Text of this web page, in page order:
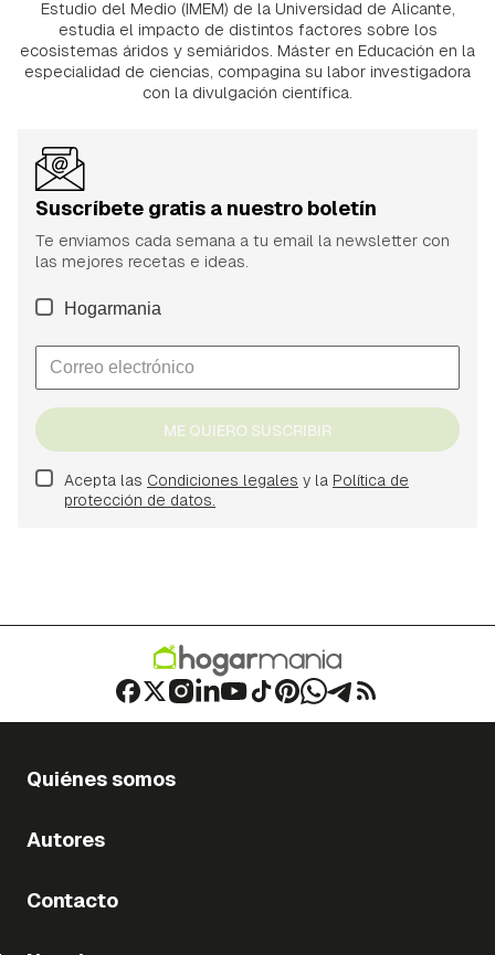
Estudio del Medio (IMEM) de la Universidad de Alicante,
estudia el impacto de distintos factores sobre los
ecosistemas áridos y semiáridos. Máster en Educación en la
especialidad de ciencias, compagina su labor investigadora
con la divulgación científica.
Suscríbete gratis a nuestro boletín
Te enviamos cada semana a tu email la newsletter con
las mejores recetas e ideas.
Hogarmania
ME QUIERO SUSCRIBIR
Acepta las Condiciones legales y la Política de
protección de datos.
Quiénes somos
Autores
Contacto